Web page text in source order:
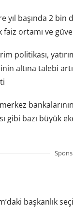
yıl başında 2 bin
ortamı ve
politikası,
altına talebi
gibi bazı büyük
başkanlık